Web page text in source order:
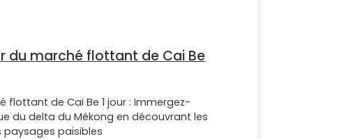
du marché flottant de Cai Be
flottant de Cai Be 1 jour : Immergez-
du delta du Mékong en découvrant les
paysages paisibles